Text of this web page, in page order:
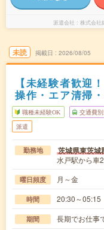
派遣会社 株式会社
未読 掲載日 2026/08/05
【未経験者歓迎
操作・エア清掃
職種未経験OK 交通費
派遣
勤務地 茨城県東茨城
水戸駅から車
曜日頻度 月～金
時間 20:30～05:15
期間 長期でお仕事